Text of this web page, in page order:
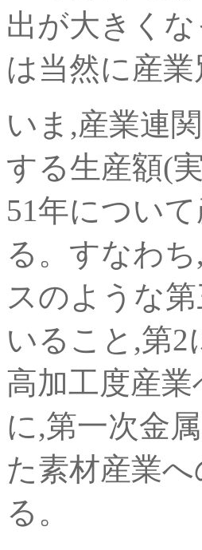
出が大きく
は当然に産
いま,産業連
する生産額(
51年につい
る。すなわ
スのような
いること,第2
高加工度産
に,第一次金
た素材産業
る。